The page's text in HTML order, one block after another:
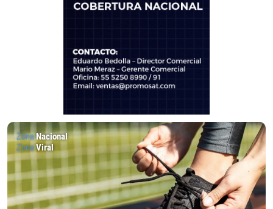
ZonaNacional
ZonaViral